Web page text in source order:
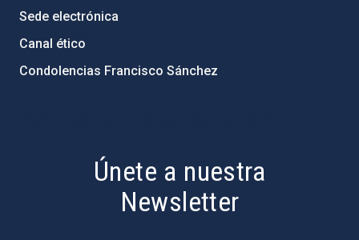
Sede electrónica
Canal ético
Condolencias Francisco Sánchez
Únete a nuestra
Newsletter